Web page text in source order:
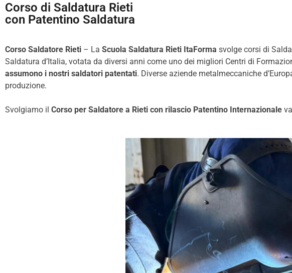
Corso di Saldatura Rieti
con Patentino Saldatura
Corso Saldatore Rieti – La Scuola Saldatura Rieti ItaForma svolge corsi di
Saldatura d’Italia, votata da diversi anni come uno dei migliori Centri di
assumono i nostri saldatori patentati. Diverse aziende metalmeccaniche
produzione.
Svolgiamo il Corso per Saldatore a Rieti con rilascio Patentino Internazionale